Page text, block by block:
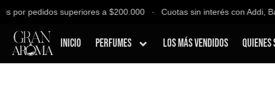
pedidos superiores a $200.000 ∙ Cuotas sin interés con Addi,
Inicio Perfumes Los Más Vendidos Quienes